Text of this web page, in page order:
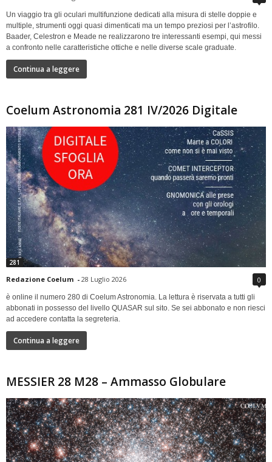
Un viaggio tra gli oculari multifunzione dedicati alla misura di stelle doppie e
multiple, strumenti oggi quasi dimenticati ma un tempo preziosi per l’astrofilo.
Baader, Celestron e Meade ne realizzarono tre interessanti esempi, qui messi
a confronto nelle caratteristiche ottiche e nelle diverse scale graduate.
Continua a leggere
Coelum Astronomia 281 IV/2026 Digitale
281
Redazione Coelum - 28 Luglio 2026 0
è online il numero 280 di Coelum Astronomia. La lettura è riservata a tutti gli
abbonati in possesso del livello QUASAR sul sito. Se sei abbonato e non riesci
ad accedere contatta la segreteria.
Continua a leggere
MESSIER 28 M28 – Ammasso Globulare